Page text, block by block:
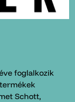
foglalkozik
Schott,